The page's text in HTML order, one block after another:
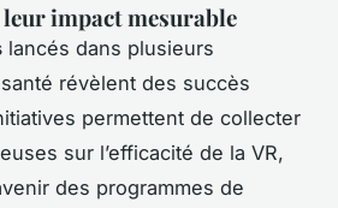
impact mesurable
lancés dans plusieurs
révèlent des succès
permettent de collecter
sur l’efficacité de la VR,
des programmes de